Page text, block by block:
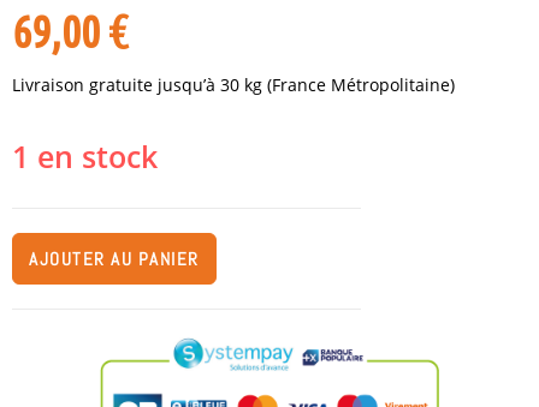
69,00€
Livraison gratuite jusqu’à 30 kg (France Métropolitaine)
1 en stock
AJOUTER AU PANIER